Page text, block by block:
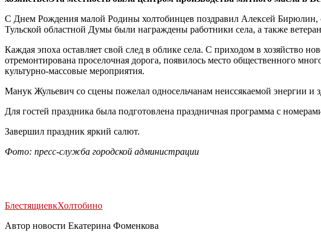
С Днем Рождения малой Родины холтобинцев поздравил Алексей Бирюлин,
Тульской областной Думы были награждены работники села, а также
Каждая эпоха оставляет свой след в облике села. С приходом в хозяйство
отремонтирована проселочная дорога, появилось место общественного
культурно-массовые мероприятия.
Манук Жульевич со сцены пожелал односельчанам неиссякаемой энергии и
Для гостей праздника была подготовлена праздничная программа с
Завершил праздник яркий салют.
Фото: пресс-служба городской администрации
БлестящиевкХолтобино
Автор новости Екатерина Фоменкова